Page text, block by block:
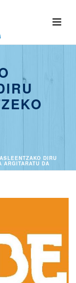
DIRU
ARGITARATU DA